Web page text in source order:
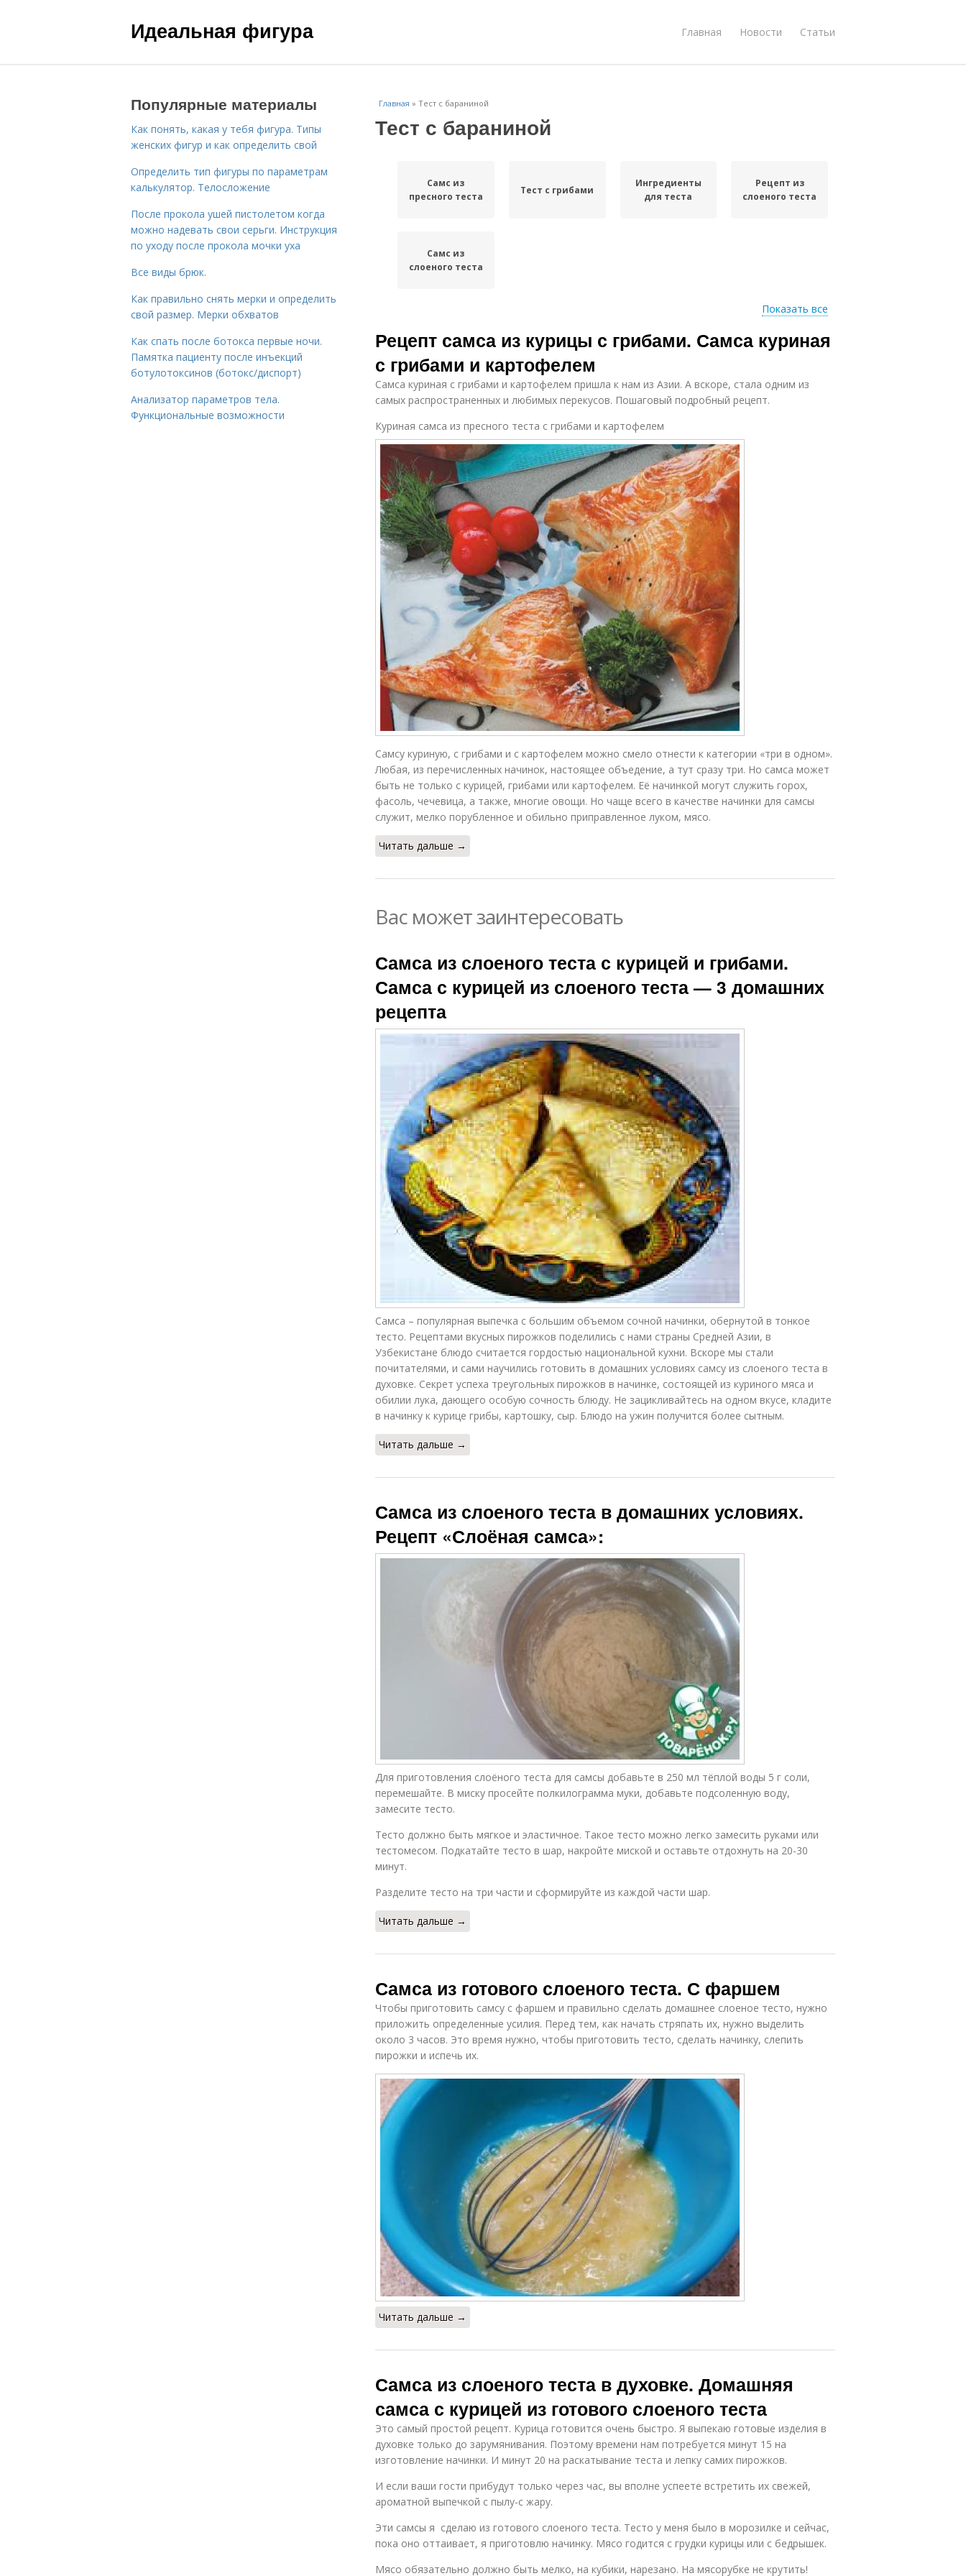
Идеальная фигура Главная Новости Статьи
Главная » Тест с бараниной
Тест с бараниной
Самс из
пресного теста
Тест с грибами
Ингредиенты
для теста
Рецепт из
слоеного теста
Самс из
слоеного теста
Показать все
Рецепт самса из курицы с грибами. Самса куриная
с грибами и картофелем
Самса куриная с грибами и картофелем пришла к нам из Азии. А вскоре, стала одним из
самых распространенных и любимых перекусов. Пошаговый подробный рецепт.
Куриная самса из пресного теста с грибами и картофелем
Самсу куриную, с грибами и с картофелем можно смело отнести к категории «три в одном».
Любая, из перечисленных начинок, настоящее объедение, а тут сразу три. Но самса может
быть не только с курицей, грибами или картофелем. Её начинкой могут служить горох,
фасоль, чечевица, а также, многие овощи. Но чаще всего в качестве начинки для самсы
служит, мелко порубленное и обильно приправленное луком, мясо.
Читать дальше →
Вас может заинтересовать
Самса из слоеного теста с курицей и грибами.
Самса с курицей из слоеного теста — 3 домашних
рецепта
Самса – популярная выпечка с большим объемом сочной начинки, обернутой в тонкое
тесто. Рецептами вкусных пирожков поделились с нами страны Средней Азии, в
Узбекистане блюдо считается гордостью национальной кухни. Вскоре мы стали
почитателями, и сами научились готовить в домашних условиях самсу из слоеного теста в
духовке. Секрет успеха треугольных пирожков в начинке, состоящей из куриного мяса и
обилии лука, дающего особую сочность блюду. Не зацикливайтесь на одном вкусе, кладите
в начинку к курице грибы, картошку, сыр. Блюдо на ужин получится более сытным.
Читать дальше →
Самса из слоеного теста в домашних условиях.
Рецепт «Слоёная самса»:
Для приготовления слоёного теста для самсы добавьте в 250 мл тёплой воды 5 г соли,
перемешайте. В миску просейте полкилограмма муки, добавьте подсоленную воду,
замесите тесто.
Тесто должно быть мягкое и эластичное. Такое тесто можно легко замесить руками или
тестомесом. Подкатайте тесто в шар, накройте миской и оставьте отдохнуть на 20-30
минут.
Разделите тесто на три части и сформируйте из каждой части шар.
Читать дальше →
Самса из готового слоеного теста. С фаршем
Чтобы приготовить самсу с фаршем и правильно сделать домашнее слоеное тесто, нужно
приложить определенные усилия. Перед тем, как начать стряпать их, нужно выделить
около 3 часов. Это время нужно, чтобы приготовить тесто, сделать начинку, слепить
пирожки и испечь их.
Читать дальше →
Самса из слоеного теста в духовке. Домашняя
самса с курицей из готового слоеного теста
Это самый простой рецепт. Курица готовится очень быстро. Я выпекаю готовые изделия в
духовке только до зарумянивания. Поэтому времени нам потребуется минут 15 на
изготовление начинки. И минут 20 на раскатывание теста и лепку самих пирожков.
И если ваши гости прибудут только через час, вы вполне успеете встретить их свежей,
ароматной выпечкой с пылу-с жару.
Эти самсы я сделаю из готового слоеного теста. Тесто у меня было в морозилке и сейчас,
пока оно оттаивает, я приготовлю начинку. Мясо годится с грудки курицы или с бедрышек.
Мясо обязательно должно быть мелко, на кубики, нарезано. На мясорубке не крутить!
Популярные материалы
Как понять, какая у тебя фигура. Типы
женских фигур и как определить свой
Определить тип фигуры по параметрам
калькулятор. Телосложение
После прокола ушей пистолетом когда
можно надевать свои серьги. Инструкция
по уходу после прокола мочки уха
Все виды брюк.
Как правильно снять мерки и определить
свой размер. Мерки обхватов
Как спать после ботокса первые ночи.
Памятка пациенту после инъекций
ботулотоксинов (ботокс/диспорт)
Анализатор параметров тела.
Функциональные возможности